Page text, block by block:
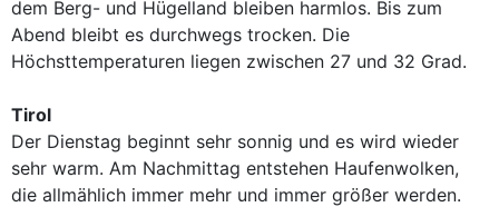
dem Berg- und Hügelland bleiben harmlos. Bis zum
Abend bleibt es durchwegs trocken. Die
Höchsttemperaturen liegen zwischen 27 und 32 Grad.
Tirol
Der Dienstag beginnt sehr sonnig und es wird wieder
sehr warm. Am Nachmittag entstehen Haufenwolken,
die allmählich immer mehr und immer größer werden.